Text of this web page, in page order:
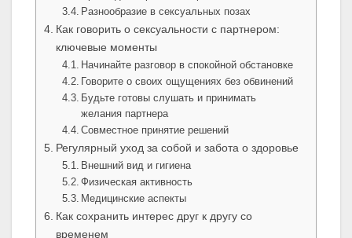
Разнообразие в сексуальных позах
Как говорить о сексуальности с партнером:
ключевые моменты
Начинайте разговор в спокойной обстановке
Говорите о своих ощущениях без обвинений
Будьте готовы слушать и принимать
желания партнера
Совместное принятие решений
Регулярный уход за собой и забота о здоровье
Внешний вид и гигиена
Физическая активность
Медицинские аспекты
Как сохранить интерес друг к другу со
временем